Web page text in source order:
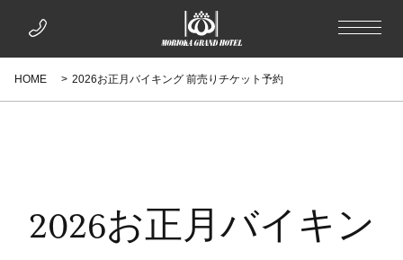
HOME 2026お正月バイキング 前売りチケット予約
2026お正月バイキン